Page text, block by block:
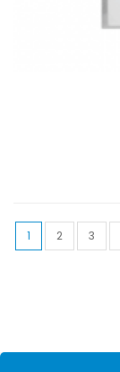
1 2 3